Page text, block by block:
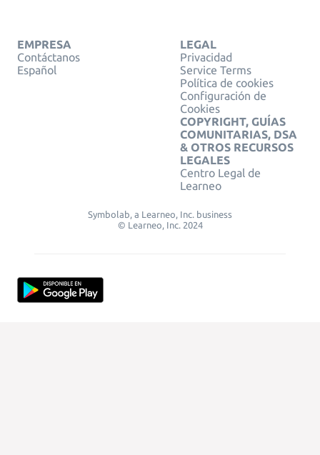
EMPRESA
Contáctanos
Español
LEGAL
Privacidad
Service Terms
Política de cookies
Configuración de
Cookies
COPYRIGHT, GUÍAS
COMUNITARIAS, DSA
& OTROS RECURSOS
LEGALES
Centro Legal de
Learneo
Symbolab, a Learneo, Inc. business
© Learneo, Inc. 2024